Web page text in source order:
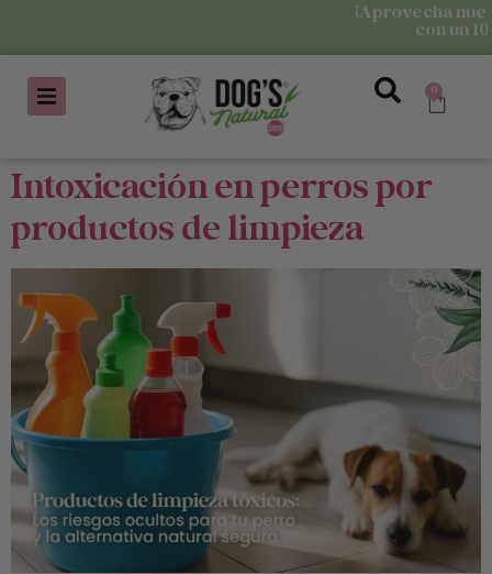
¡Aprovecha
con un 10%
0
Intoxicación en perros por
productos de limpieza